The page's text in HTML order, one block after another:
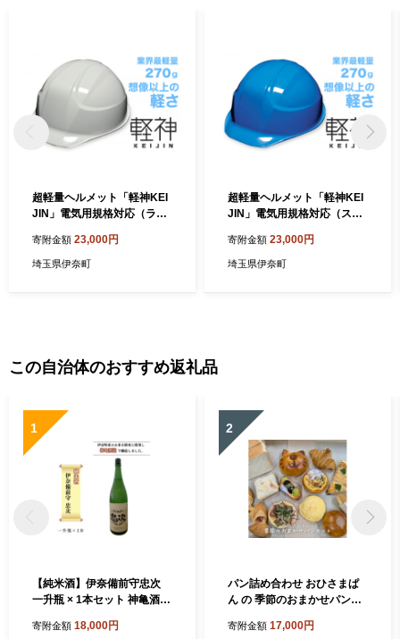
超軽量ヘルメット「軽神KEI
JIN」電気用規格対応（ライ
寄附金額 23,000円
埼玉県伊奈町
超軽量ヘルメット「軽神KEI
JIN」電気用規格対応（スカ
寄附金額 23,000円
埼玉県伊奈町
この自治体のおすすめ返礼品
1
【純米酒】伊奈備前守忠次
一升瓶 × 1本セット 神亀酒造
7年醸造
寄附金額 18,000円
2
パン詰め合わせ おひさまぱ
ん の 季節のおまかせパンセ
ン好きのための パンセット
寄附金額 17,000円